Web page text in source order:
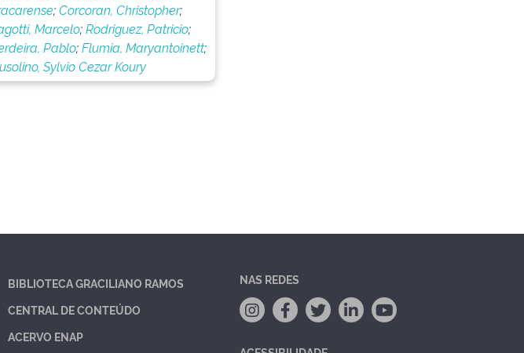
;Corcoran, Christopher;
Marcelo;Rodriguez, Patricio;
Pablo;Flumia, Maryantoinett;
Sylvio Cezar Koury
BIBLIOTECA GRACILIANO RAMOS
CENTRAL DE CONTEÚDO
ACERVO ENAP
NAS REDES